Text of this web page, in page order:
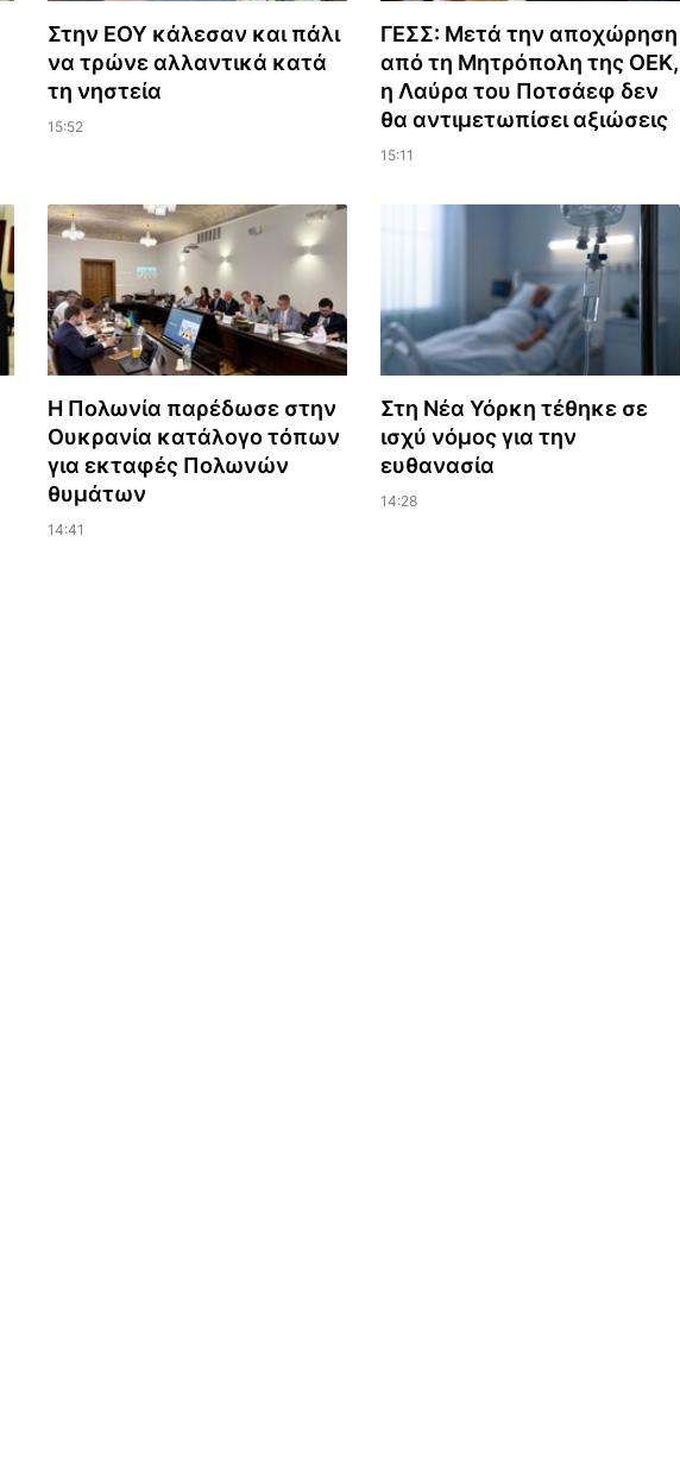
Στην ΕΟΥ κάλεσαν και πάλι
να τρώνε αλλαντικά κατά
τη νηστεία
15:52
ΓΕΣΣ: Μετά την αποχώρηση
από τη Μητρόπολη της ΟΕΚ,
η Λαύρα του Ποτσάεφ δεν
θα αντιμετωπίσει αξιώσεις
15:11
Η Πολωνία παρέδωσε στην
Ουκρανία κατάλογο τόπων
για εκταφές Πολωνών
θυμάτων
14:41
Στη Νέα Υόρκη τέθηκε σε
ισχύ νόμος για την
ευθανασία
14:28